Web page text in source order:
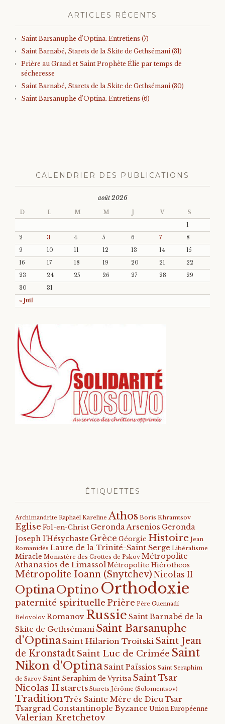
ARTICLES RÉCENTS
Saint Barsanuphe d’Optina. Entretiens (7)
Saint Barnabé, Starets de la Skite de Gethsémani (31)
Prière au Grand et Saint Prophète Élie par temps de
sécheresse
Saint Barnabé, Starets de la Skite de Gethsémani (30)
Saint Barsanuphe d’Optina. Entretiens (6)
CALENDRIER DES PUBLICATIONS
août 2026
D L M M J V S
« Juil
1
2
3 4 5 6 7
8
9
10 11 12 13 14
15
16
17 18 19 20 21
22
23
24 25 26 27 28
29
30
31
ÉTIQUETTES
Archimandrite Raphaël Kareline Athos Boris Khramtsov
Eglise Fol-en-Christ Geronda Arsenios Geronda
Joseph l'Hésychaste Grèce Géorgie Histoire Jean
Romanidès Laure de la Trinité-Saint Serge Libéralisme
Miracle Monastère des Grottes de Pskov Métropolite
Athanasios de Limassol Métropolite Hiérotheos
Métropolite Ioann (Snytchev) Nicolas II
OptinaOptino Orthodoxie
paternité spirituelle Prière Père Guennadi
Belovolov Romanov Russie Saint Barnabé de la
Skite de Gethsémani Saint Barsanuphe
d'OptinaSaint Hilarion Troitski Saint Jean
de KronstadtSaint Luc de Crimée Saint
Nikon d'OptinaSaint Païssios Saint Seraphim
de Sarov Saint Seraphim de Vyritsa Saint Tsar
Nicolas II starets Starets Jérôme (Solomentsov)
TraditionTrès Sainte Mère de DieuTsar
Tsargrad Constantinople Byzance Union Européenne
Valerian Kretchetov